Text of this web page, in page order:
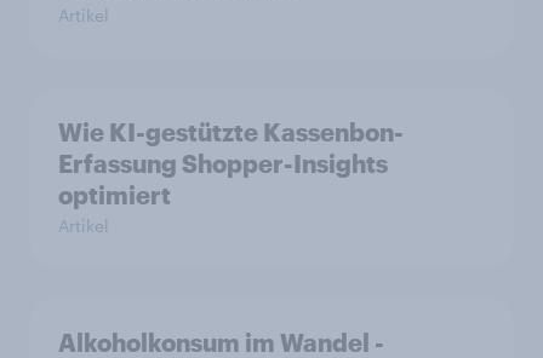
Artikel
Wie KI-gestützte Kassenbon-
Erfassung Shopper-Insights
optimiert
Artikel
Alkoholkonsum im Wandel​ -